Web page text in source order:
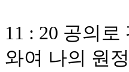
11 : 20 공의
와여 나의 원